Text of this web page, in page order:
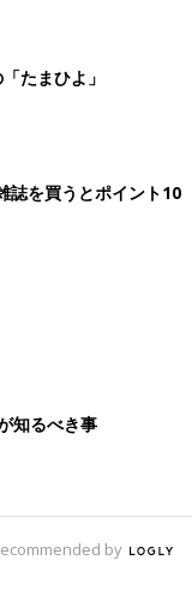
夏のトラブル 解決テ
たまひよ」
誌を買うとポイント10
知るべき事
by